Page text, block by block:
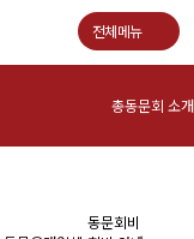
전체메뉴
총동문회 소개
동문회비